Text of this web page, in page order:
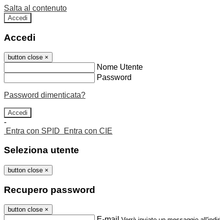
Salta al contenuto
Accedi
Accedi
button close ×
Nome Utente
Password
Password dimenticata?
-
Entra con SPID
Entra con CIE
Seleziona utente
button close ×
Recupero password
button close ×